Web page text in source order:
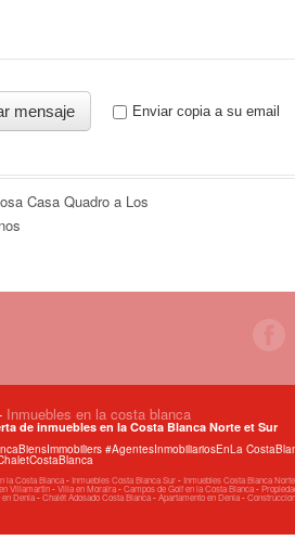
Enviar copia a su email
Casa Quadro a Los
Inmuebles en la costa blanca
de inmuebles en la Costa Blanca Norte et Sur
#AgentesInmobiliariosEnLa
la Costa Blanca- Inmuebles Costa Blanca Sur- Inmuebles Costa Blanca Norte
Villamartin-Villa en Moraira-Campos de Golf en la Costa Blanca-
en Denia-Chalét Adosado Costa Blanca-Apartamento en Denia-